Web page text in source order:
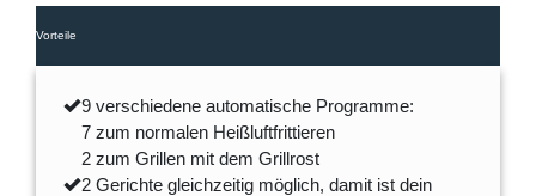
Vorteile
9 verschiedene automatische Programme:
7 zum normalen Heißluftfrittieren
2 zum Grillen mit dem Grillrost
2 Gerichte gleichzeitig möglich, damit ist dein